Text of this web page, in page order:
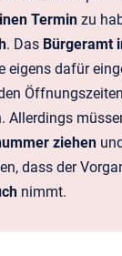
Termin zu
. Das Bürgeramt
eigens dafür
Allerdings
ziehen
dass der
nimmt.